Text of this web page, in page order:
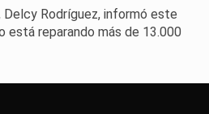
Delcy Rodríguez, informó este
está reparando más de 13.000